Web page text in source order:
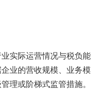
实际运营情况与税负能
业的营收规模、业务模
理或阶梯式监管措施。